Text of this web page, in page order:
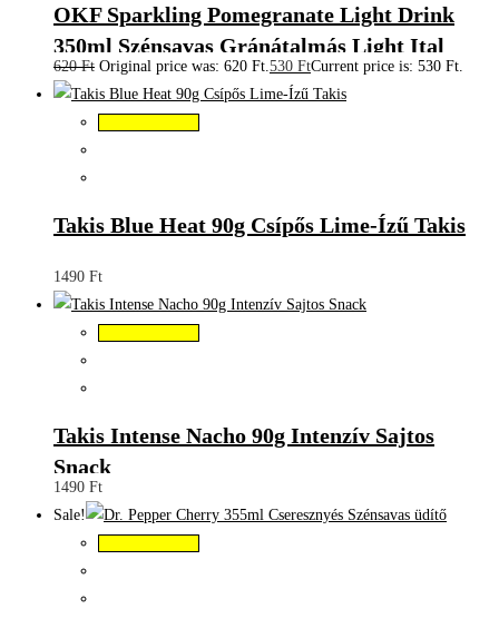
OKF Sparkling Pomegranate Light Drink
350ml Szénsavas Gránátalmás Light Ital
(Koreai)
620Ft Original price was: 620 Ft. 530 FtCurrent price is: 530 Ft.
Takis Blue Heat 90g Csípős Lime-Ízű Takis
1490 Ft
Takis Intense Nacho 90g Intenzív Sajtos
Snack
1490 Ft
Sale!